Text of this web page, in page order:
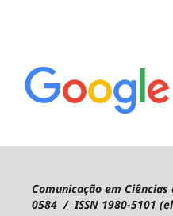
Comunicação em
0584 / ISSN 1980-5101